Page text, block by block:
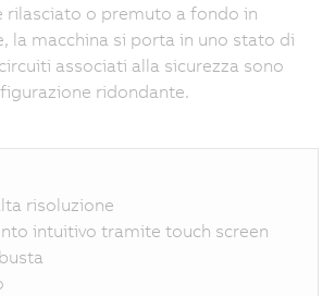
rilasciato o premuto a fondo in
la macchina si porta in uno stato di
associati alla sicurezza sono
ridondante.
risoluzione
intuitivo tramite touch screen